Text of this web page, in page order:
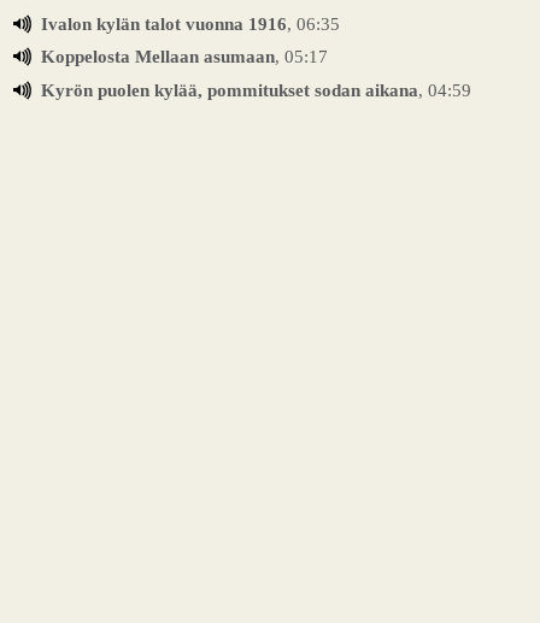
Ivalon kylän talot vuonna 1916, 06:35
Koppelosta Mellaan asumaan, 05:17
Kyrön puolen kylää, pommitukset sodan aikana, 04:59